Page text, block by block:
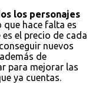
los personajes
hace falta es
el precio de cada
nuevos
de
para mejorar las
ya cuentas.